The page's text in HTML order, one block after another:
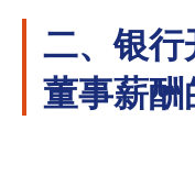
二、银行
董事薪酬